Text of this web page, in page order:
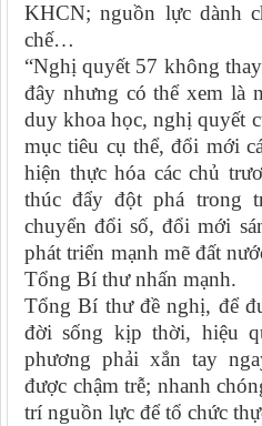
KHCN; nguồn lực dành
chế…
“Nghị quyết 57 không
đây nhưng có thể xem là
duy khoa học, nghị quyết
mục tiêu cụ thể, đổi mới
hiện thực hóa các chủ
thúc đẩy đột phá trong
chuyển đổi số, đổi mới
phát triển mạnh mẽ đất
Tổng Bí thư nhấn mạnh.
Tổng Bí thư đề nghị, để
đời sống kịp thời, hiệu
phương phải xắn tay
được chậm trễ; nhanh
trí nguồn lực để tổ chức